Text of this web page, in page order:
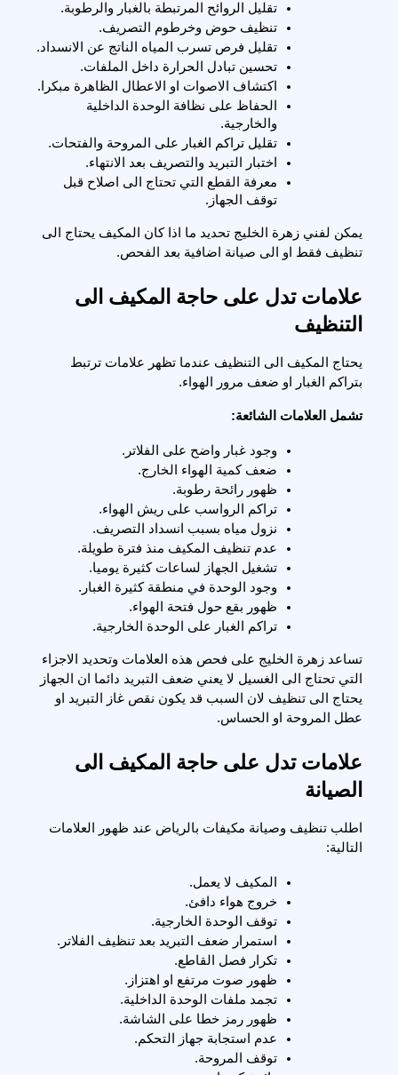
تقليل الروائح المرتبطة بالغبار والرطوبة.
تنظيف حوض وخرطوم التصريف.
تقليل فرص تسرب المياه الناتج عن الانسداد.
تحسين تبادل الحرارة داخل الملفات.
اكتشاف الاصوات او الاعطال الظاهرة مبكرا.
والخارجية.
تقليل تراكم الغبار على المروحة والفتحات.
اختبار التبريد والتصريف بعد الانتهاء.
توقف الجهاز.
تنظيف فقط او الى صيانة اضافية بعد الفحص.
التنظيف
بتراكم الغبار او ضعف مرور الهواء.
تشمل العلامات الشائعة:
وجود غبار واضح على الفلاتر.
ضعف كمية الهواء الخارج.
ظهور رائحة رطوبة.
تراكم الرواسب على ريش الهواء.
نزول مياه بسبب انسداد التصريف.
عدم تنظيف المكيف منذ فترة طويلة.
تشغيل الجهاز لساعات كثيرة يوميا.
وجود الوحدة في منطقة كثيرة الغبار.
ظهور بقع حول فتحة الهواء.
تراكم الغبار على الوحدة الخارجية.
التي تحتاج الى الغسيل
عطل المروحة او الحساس.
الصيانة
التالية:
المكيف لا يعمل.
خروج هواء دافئ.
توقف الوحدة الخارجية.
استمرار ضعف التبريد بعد تنظيف الفلاتر.
تكرار فصل القاطع.
ظهور صوت مرتفع او اهتزاز.
تجمد ملفات الوحدة الداخلية.
ظهور رمز خطا على الشاشة.
عدم استجابة جهاز التحكم.
توقف المروحة.